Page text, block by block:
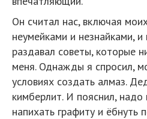
Он считал нас, включая
неумейками и незнайками,
раздавал советы, которые
меня. Однажды я спросил,
условиях создать алмаз.
кимберлит. И пояснил, надо
напихать графиту и ёбнуть